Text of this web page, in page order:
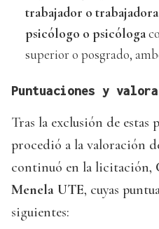
trabajador o
psicólogo o psicóloga
superior o posgrado,
Puntuaciones y
Tras la exclusión de estas
procedió a la valoración
continuó en la licitación,
Menela UTE, cuyas
siguientes: